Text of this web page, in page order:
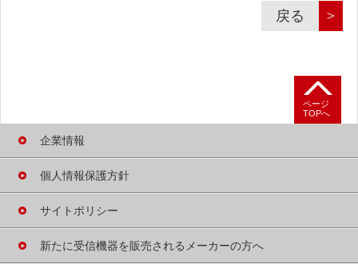
戻る ＞
ページ
TOPへ
企業情報
個人情報保護方針
サイトポリシー
新たに受信機器を販売される メーカーの方へ